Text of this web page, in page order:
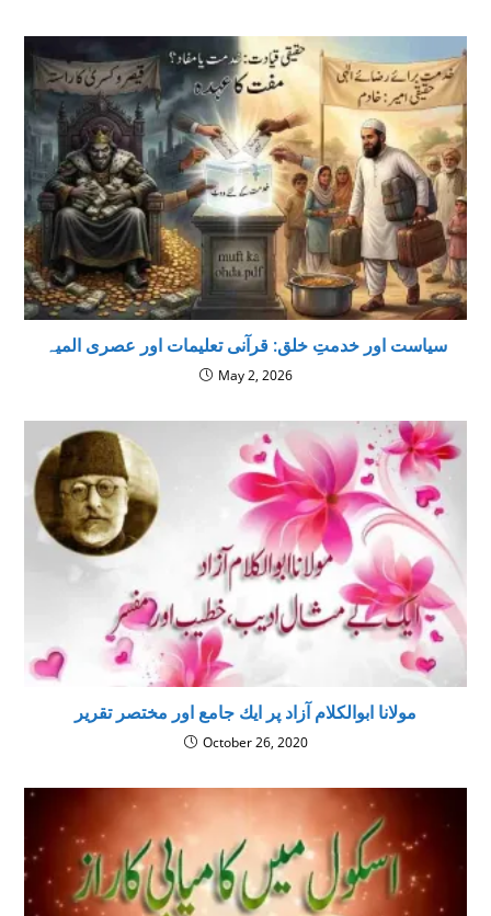
سیاست اور خدمتِ خلق: قرآنی تعلیمات اور عصری المیہ
May 2, 2026
مولانا ابوالکلام آزاد پر ايك جامع اور مختصر تقریر
October 26, 2020